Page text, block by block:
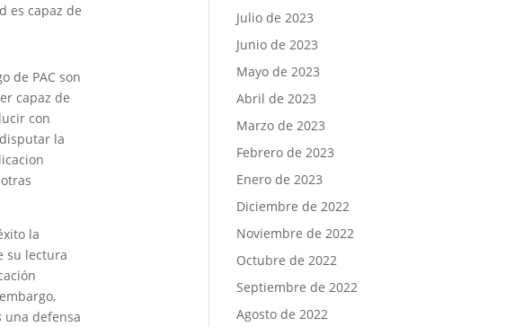
es capaz de
de PAC son
capaz de
con
la
la
su lectura
una defensa
Julio de 2023
Junio de 2023
Mayo de 2023
Abril de 2023
Marzo de 2023
Febrero de 2023
Enero de 2023
Diciembre de 2022
Noviembre de 2022
Octubre de 2022
Septiembre de 2022
Agosto de 2022